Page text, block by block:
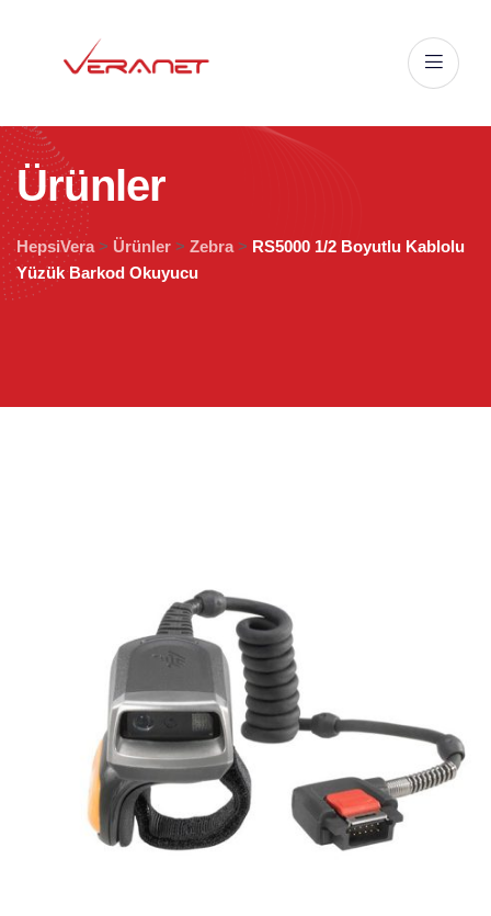
Ürünler
HepsiVera > Ürünler > Zebra > RS5000 1/2 Boyutlu Kablolu
Yüzük Barkod Okuyucu